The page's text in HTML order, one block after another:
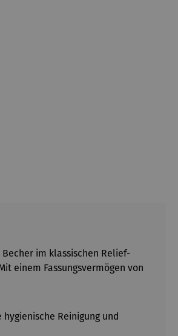
im klassischen Relief-
einem Fassungsvermögen von
Reinigung und